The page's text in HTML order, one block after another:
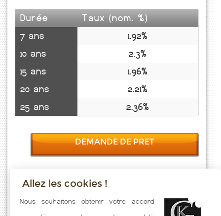
Durée
Taux (nom. %)
7 ans
1.92%
10 ans
2.3%
15 ans
1.96%
20 ans
2.21%
25 ans
2.36%
DEMANDE DE PRET
Taux emprunt actualisés (Souchez) toutes les semaines. Taux
Immobilier pratiqués par nos partenaires bancaires. Meilleur Taux
Allez les cookies !
Nous souhaitons obtenir votre accord